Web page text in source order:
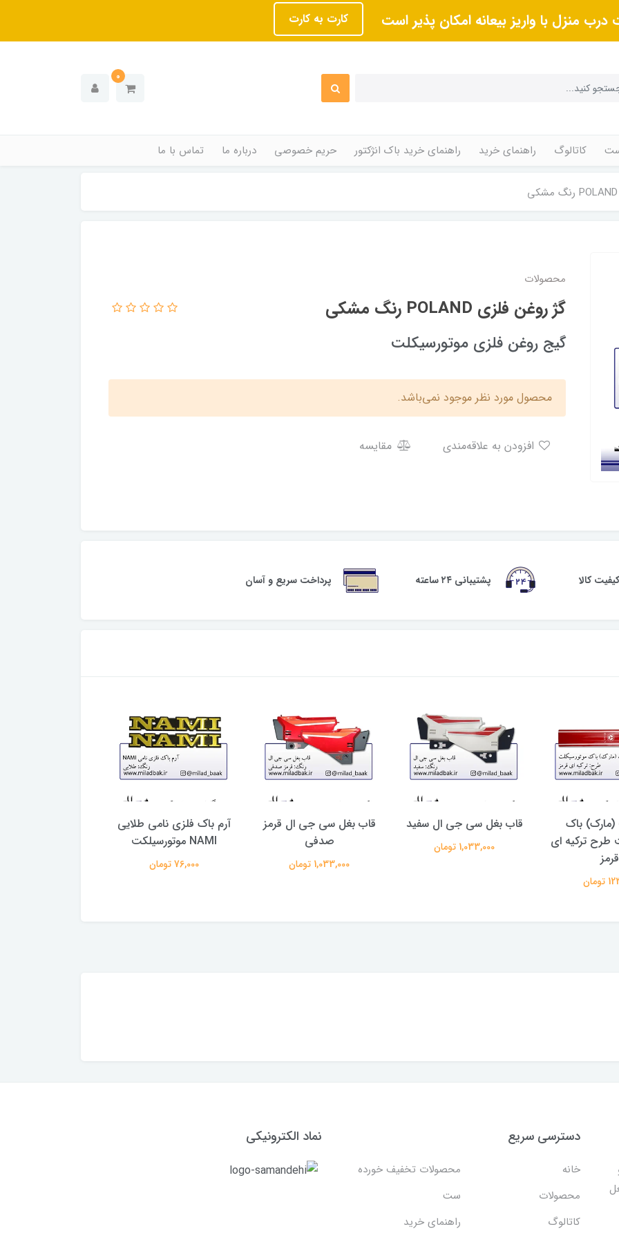
درب منزل با واریز بیعانه امکان پذیر است کارت به کارت
0
کاتالوگ راهنمای خرید راهنمای خرید باک انژکتور حریم خصوصی درباره ما تماس با ما
محصولات
گژ روغن فلزی POLAND رنگ مشکی
گیج روغن فلزی موتورسیکلت
محصول مورد نظر موجود نمی‌باشد.
مقایسه
کالا پشتیبانی ۲۴ ساعته پرداخت سریع و آسان
باک
طرح ترکیه ای
قرمز
قاب بغل سی جی ال سفید
1,033,000 تومان
قاب بغل سی جی ال قرمز
صدفی
1,033,000 تومان
آرم باک فلزی نامی طلایی
NAMI موتورسیلکت
76,000 تومان
دسترسی سریع
خانه
محصولات تخفیف خورده
محصولات
ست
کاتالوگ
راهنمای خرید
نماد الکترونیکی